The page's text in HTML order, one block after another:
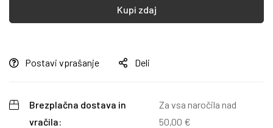
Kupi zdaj
Postavi vprašanje Deli
Brezplačna dostava in
vračila:
Za vsa naročila nad
50,00 €